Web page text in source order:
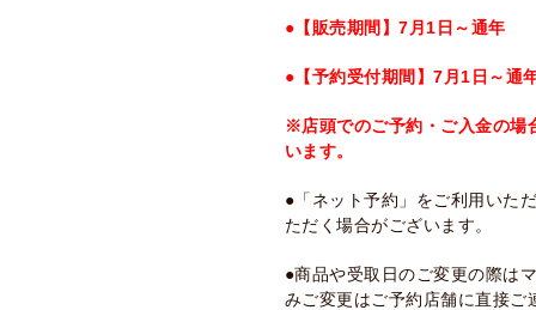
●【販売期間】7月1日～通年
●【予約受付期間】7月1日～通
※店頭でのご予約・ご入金の場
います。
●「ネット予約」をご利用いた
ただく場合がございます。
●商品や受取日のご変更の際は
みご変更はご予約店舗に直接ご